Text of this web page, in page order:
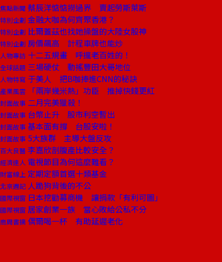
焦點新聞 蔡辰洋惦惦撈過界 賣起勞斯萊斯
特別企劃 金融大咖為何齊聚香港？
特別企劃 比爾蓋茲也找她操盤的大陸女股神
特別企劃 房價飆高 計程車牌也能炒
人物專訪 十二五規畫 呼攏老百姓的！
全球話題 三場硬仗 動搖豐田大哥地位
人物特寫 于美人 把B咖捧進CNN的秘訣
產業風雲 「兩岸幾米熱」功臣 推掉快錢更紅
封面故事 二月完美獵殺！
封面故事 台幣止升 股市利空暫出
封面故事 基本面有撐 台股安啦！
封面故事 5大族群 主導大盤反攻
百大良醫 李嘉欣剖腹產比較安全？
經濟達人 電視節目為何這麼難看？
財富線上 定期定額首選十類基金
北京週記 人跪狗背後的不公
國際視窗 日本挖勸募商機 讓捐款「有利可圖」
國際視窗 居家創業一族 當心敗給公私不分
商周書摘 偶爾喝一杯 有助延遲老化